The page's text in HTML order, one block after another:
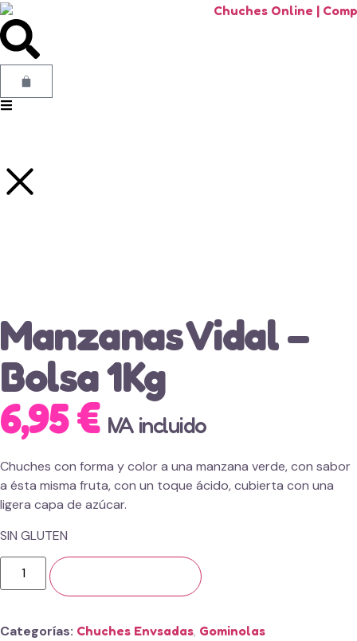
Manzanas Vidal –
Bolsa 1Kg
6,95€ IVA incluido
Chuches con forma y color a una manzana verde, con sabor
a ésta misma fruta, con un toque ácido, cubierta con una
ligera capa de azúcar.
SIN GLUTEN
Categorías Chuches Envsadas, Gominolas